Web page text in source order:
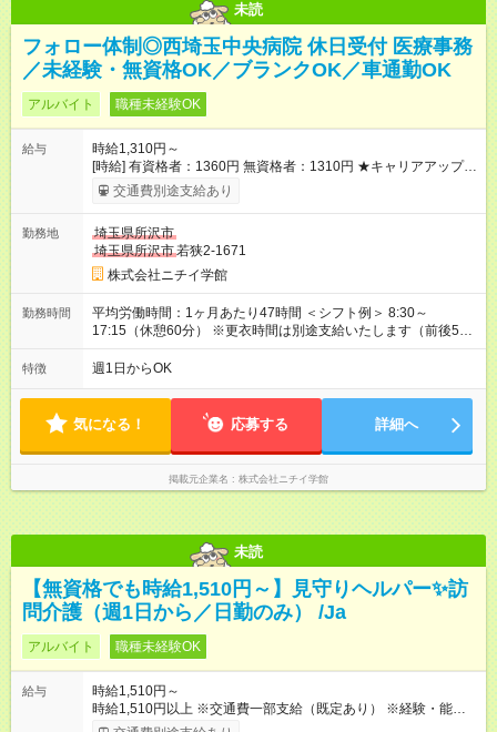
未読
フォロー体制◎西埼玉中央病院 休日受付 医療事務
／未経験・無資格OK／ブランクOK／車通勤OK
アルバイト 職種未経験OK
給与
時給1,310円～
[時給] 有資格者：1360円 無資格者：1310円 ★キャリアアップ制
度あり 進級により給与がアップします！ 【試用期間】試用期間
あり 試用期間の長さ：3ヶ月 雇用形態、給与は本採用時と同じ
交通費別途支給あり
勤務地
埼玉県所沢市
埼玉県所沢市若狭2-1671
株式会社ニチイ学館
勤務時間
平均労働時間：1ヶ月あたり47時間 ＜シフト例＞ 8:30～
17:15（休憩60分） ※更衣時間は別途支給いたします（前後5
分・合計10分） ※勤務日数はご相談に応じます ＜勤務例＞ 月6
日勤務 → 所定労働時間 47時間 月9日勤務 → 所定労働時間 70時
17:15（休憩60分） ※更衣時間は別途支給いたします（前後5
分・合計10分） ※勤務日数はご相談に応じます ＜勤務例＞ 月6
日勤務 → 所定労働時間 47時間 月9日勤務 → 所定労働時間 70時
間
特徴 週1日からOK
気になる！ 応募する 詳細へ
掲載元企業名 株式会社ニチイ学館
未読
【無資格でも時給1,510円～】見守りヘルパー✨訪
問介護（週1日から／日勤のみ） /Ja
アルバイト 職種未経験OK
給与
時給1,510円～
時給1,510円以上 ※交通費一部支給（既定あり） ※経験・能力を
考慮して決定します 【収入例】 週1回勤務の場合：1,510円×8時